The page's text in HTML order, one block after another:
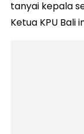
tanyai kepala
Ketua KPU Bali